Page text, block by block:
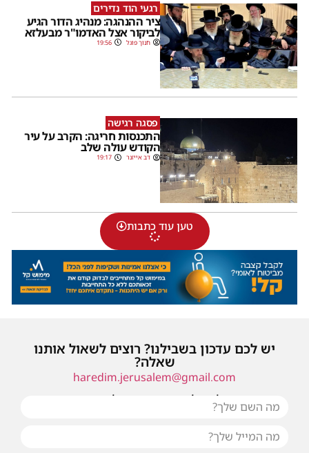
רגעי הוד נדירים
ציר ההנהגה: מנהיג הדור הגיע
לביקור אצל האדמו"ר מבעלזא
חנוך פוגל 19:56
פסגה רגישה
התכנסות חריגה: הקרב על עיר
הקודש עולה שלב
דב אייזנר 19:17
טען עוד כתבות
יש לכם עדכון בשבילנו? רוצים לשאול אותנו
שאלה?
haredim.jerusalem@gmail.com
או שילחו אלינו פנייה ונחזור אליכם בהקדם